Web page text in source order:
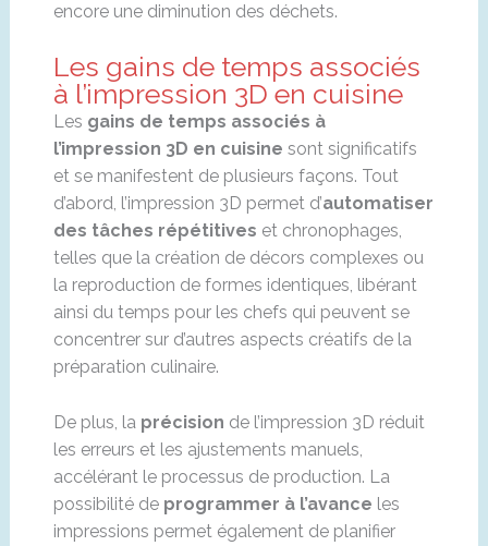
encore une diminution des déchets.
Les gains de temps associés
à l’impression 3D en cuisine
Les gains de temps associés à
l’impression 3D en cuisine sont significatifs
et se manifestent de plusieurs façons. Tout
d’abord, l’impression 3D permet d’automatiser
des tâches répétitives et chronophages,
telles que la création de décors complexes ou
la reproduction de formes identiques, libérant
ainsi du temps pour les chefs qui peuvent se
concentrer sur d’autres aspects créatifs de la
préparation culinaire.
De plus, la précision de l’impression 3D réduit
les erreurs et les ajustements manuels,
accélérant le processus de production. La
possibilité de programmer à l’avance les
impressions permet également de planifier